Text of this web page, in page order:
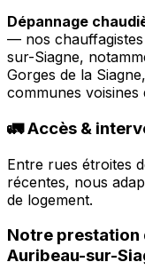
Dépannage
— nos
sur-Siagne,
Gorges de la
communes voisines
🚛 Accès &
Entre rues étroites
récentes, nous
de logement.
Notre prestation
Auribeau-sur-